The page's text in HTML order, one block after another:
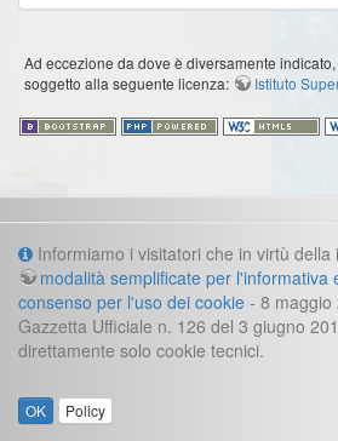
Ad eccezione da dove è diversamente
soggetto alla seguente licenza:
Istituto
Informazioni
Cookie e informazioni legali
Contatti
Segreteria direzione:
direzione.fast@iss.it
Webmaster:
Informiamo i visitatori che in virtù della
modalità semplificate per l'informativa
consenso per l'uso dei cookie - 8 maggio
Gazzetta Ufficiale n. 126 del 3 giugno
direttamente solo cookie tecnici.
OK Policy